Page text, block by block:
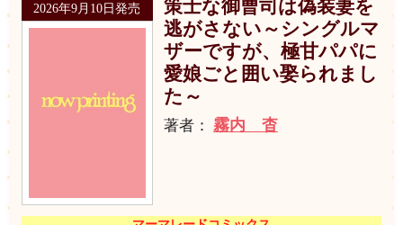
2026年9月10日発売
策士な御曹司は偽装妻を
逃がさない～シングルマ
ザーですが、極甘パパに
愛娘ごと囲い娶られまし
た～
著者： 霧内 杳